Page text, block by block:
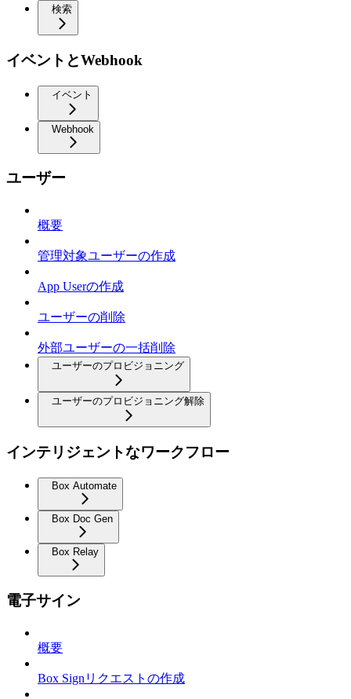
検索
イベントとWebhook
イベント
Webhook
ユーザー
概要
管理対象ユーザーの作成
App Userの作成
ユーザーの削除
外部ユーザーの一括削除
ユーザーのプロビジョニング
ユーザーのプロビジョニング解除
インテリジェントなワークフロー
Box Automate
Box Doc Gen
Box Relay
電子サイン
概要
Box Signリクエストの作成